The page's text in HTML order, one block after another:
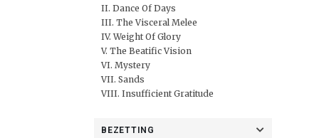
II. Dance Of Days
III. The Visceral Melee
IV. Weight Of Glory
V. The Beatific Vision
VI. Mystery
VII. Sands
VIII. Insufficient Gratitude
BEZETTING